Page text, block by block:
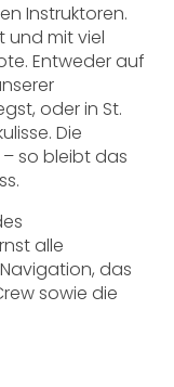
Instruktoren.
und mit viel
Entweder auf
oder in St.
Die
– so bleibt das
alle
das
sowie die